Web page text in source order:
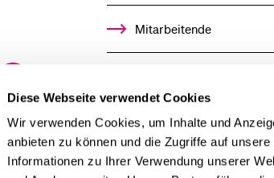
Diese Webseite verwendet Cookies
Wir verwenden Cookies, um Inhalte und
anbieten zu können und die Zugriffe auf
Informationen zu Ihrer Verwendung unserer
Mitarbeitende
Stellensuchende
Förderer